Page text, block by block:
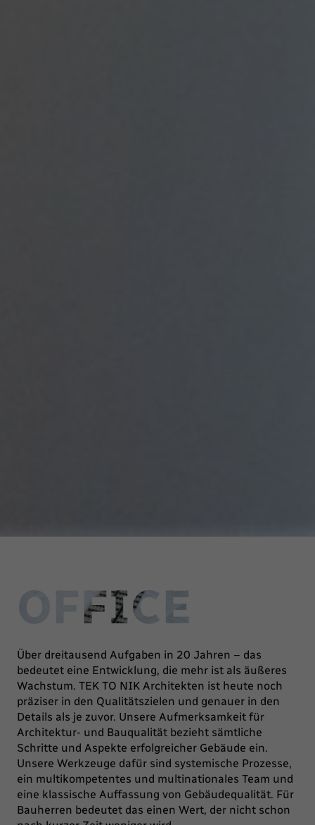
OFFICE
Über dreitausend Aufgaben in 20 Jahren – das
bedeutet eine Entwicklung, die mehr ist als äußeres
Wachstum. TEK TO NIK Architekten ist heute noch
präziser in den Qualitätszielen und genauer in den
Details als je zuvor. Unsere Aufmerksamkeit für
Architektur- und Bauqualität bezieht sämtliche
Schritte und Aspekte erfolgreicher Gebäude ein.
Unsere Werkzeuge dafür sind systemische Prozesse,
ein multikompetentes und multinationales Team und
eine klassische Auffassung von Gebäudequalität. Für
Bauherren bedeutet das einen Wert, der nicht schon